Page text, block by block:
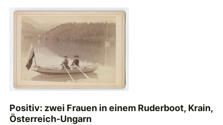
Positiv: zwei Frauen in einem Ruderboot, Krain,
Österreich-Ungarn